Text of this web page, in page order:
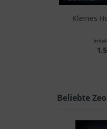
Kleines
Beliebte